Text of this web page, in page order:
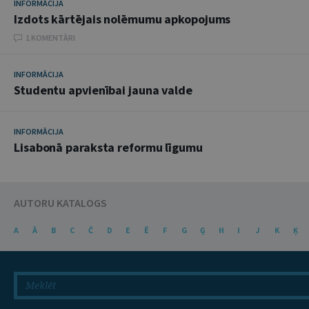
INFORMĀCIJA
Izdots kārtējais nolēmumu apkopojums
1 KOMENTĀRI
INFORMĀCIJA
Studentu apvienībai jauna valde
INFORMĀCIJA
Lisabonā paraksta reformu līgumu
AUTORU KATALOGS
A Ā B C Č D E Ē F G Ģ H I J K Ķ